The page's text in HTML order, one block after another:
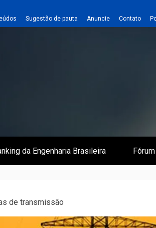
Sugestão de pauta Anuncie Contato
da Engenharia Brasileira
de transmissão